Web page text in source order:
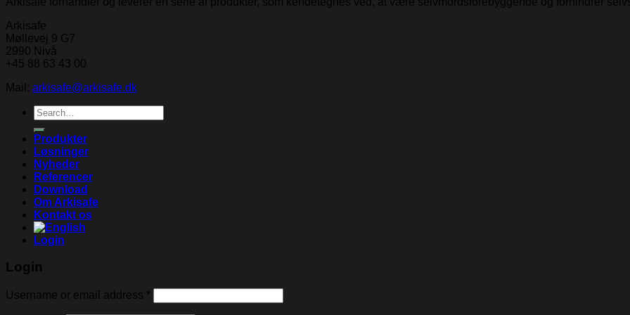
Arkisafe
Møllevej 9 G7
2990 Nivå
+45 88 63 43 00
Mail: arkisafe@arkisafe.dk
Search
for:
Produkter
Løsninger
Nyheder
Referencer
Download
Om Arkisafe
Kontakt os
Login
Login
Username or email address *